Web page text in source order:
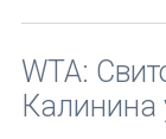
WTA:
Калинина